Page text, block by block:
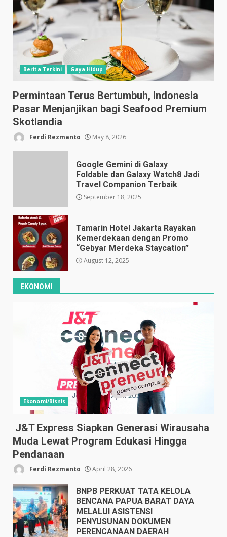
Berita Terkini Gaya Hidup
Permintaan Terus Bertumbuh, Indonesia
Pasar Menjanjikan bagi Seafood Premium
Skotlandia
Ferdi Rezmanto May 8, 2026
Google Gemini di Galaxy
Foldable dan Galaxy Watch8 Jadi
Travel Companion Terbaik
September 18, 2025
Tamarin Hotel Jakarta Rayakan
Kemerdekaan dengan Promo
“Gebyar Merdeka Staycation”
August 12, 2025
EKONOMI
Ekonomi/Bisnis
J&T Express Siapkan Generasi Wirausaha
Muda Lewat Program Edukasi Hingga
Pendanaan
Ferdi Rezmanto April 28, 2026
BNPB PERKUAT TATA KELOLA
BENCANA PAPUA BARAT DAYA
MELALUI ASISTENSI
PENYUSUNAN DOKUMEN
PERENCANAAN DAERAH